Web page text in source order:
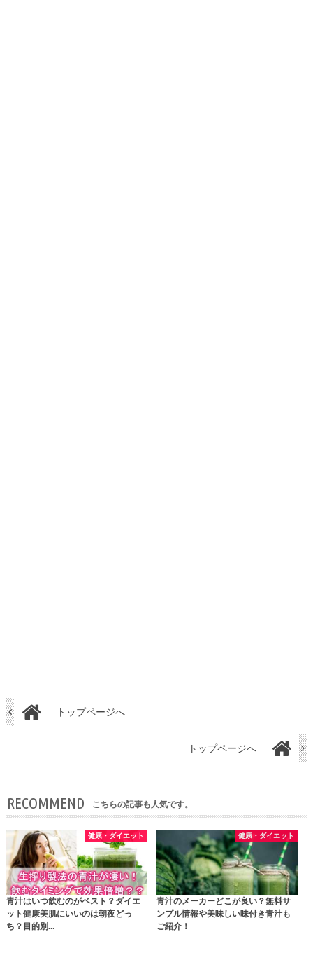
トップページへ
トップページへ
RECOMMEND こちらの記事も人気です。
健康・ダイエット
青汁はいつ飲むのがベスト？ダイエ
ット健康美肌にいいのは朝夜どっ
ち？目的別…
健康・ダイエット
青汁のメーカーどこが良い？無料サ
ンプル情報や美味しい味付き青汁も
ご紹介！